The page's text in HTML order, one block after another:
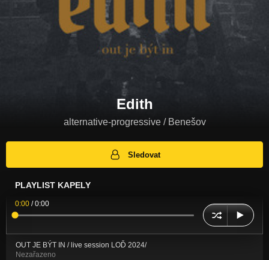
Edith
alternative-progressive / Benešov
Sledovat
PLAYLIST KAPELY
0:00 /0:00
OUT JE BÝT IN / live session LOĎ 2024/
Nezařazeno